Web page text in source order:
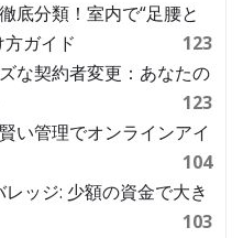
底分類！室内で“足腰と
ガイド
123
な契約者変更：あなたの
123
い管理でオンラインアイ
104
ッジ: 少額の資金で大き
103